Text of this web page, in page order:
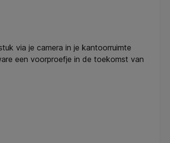
via je camera in je kantoorruimte
een voorproefje in de toekomst van